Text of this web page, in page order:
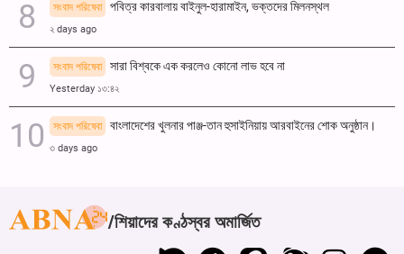
সংবাদ পরিষেবা পবিত্র কারবালায় বাইনুল-হারামাইন, ভক্তদের মিলনস্থল
২ days ago
সংবাদ পরিষেবা সারা বিশ্বকে এক করলেও কোনো লাভ হবে না
Yesterday ১৩:৪২
সংবাদ পরিষেবা বাংলাদেশের খুলনার পাঞ্জ-তান হুসাইনিয়ায় আরবাইনের শোক অনুষ্ঠান।
৩ days ago
শিয়াদের কণ্ঠস্বর অমার্জিত